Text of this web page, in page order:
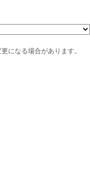
になる場合があります。